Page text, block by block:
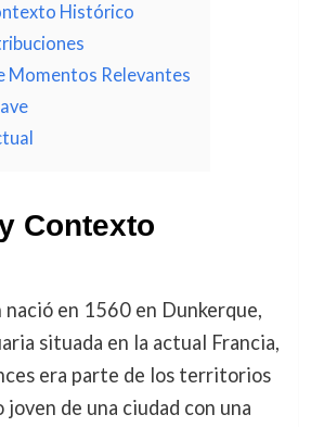
Histórico
Momentos Relevantes
Contexto
nació en 1560 en Dunkerque,
situada en la actual Francia,
era parte de los territorios
joven de una ciudad con una